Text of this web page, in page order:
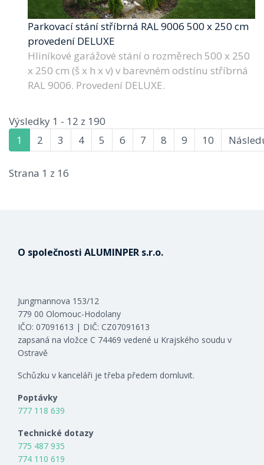
Parkovací stání stříbrná RAL 9006 500 x 250 cm
provedení DELUXE
Hliníkové garážové stání o rozměrech 500 x 250
x 250 cm (š x h x v) v barevném odstínu stříbrná
RAL 9006. Provedení DELUXE.
Výsledky 1 - 12 z 190
1
2 3 4 5 6 7 8 9 10
Strana 1 z 16
O společnosti ALUMINPER s.r.o.
Jungmannova 153/12
779 00 Olomouc-Hodolany
IČO: 07091613 | DIČ: CZ07091613
zapsaná na vložce C 74469 vedené u Krajského soudu v
Ostravě
Schůzku v kanceláři je třeba předem domluvit.
Poptávky
777 118 639
Technické dotazy
775 487 935
774 110 619